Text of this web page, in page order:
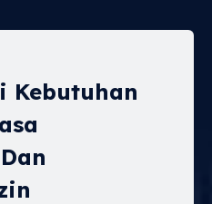
Kebutuhan